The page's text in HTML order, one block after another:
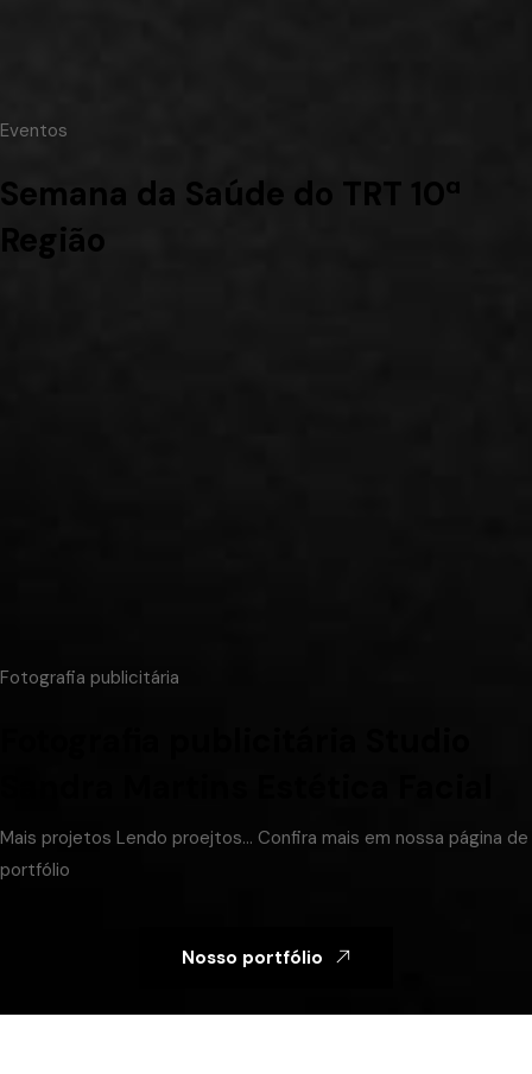
Eventos
Semana da Saúde do TRT 10ª
Região
Fotografia publicitária
Mais projetos Lendo proejtos... Confira mais em nossa página de
portfólio
Nosso portfólio